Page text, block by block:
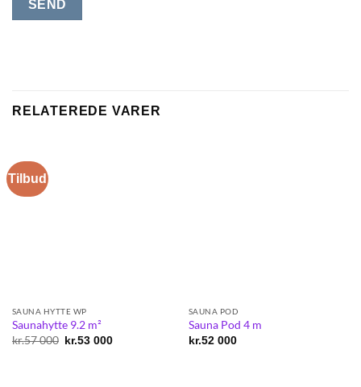
RELATEREDE VARER
Tilbud
SAUNA HYTTE WP
Saunahytte 9.2 m²
kr.57 000 Original
kr.53 000Current
SAUNA POD
Sauna Pod 4 m
kr.52 000